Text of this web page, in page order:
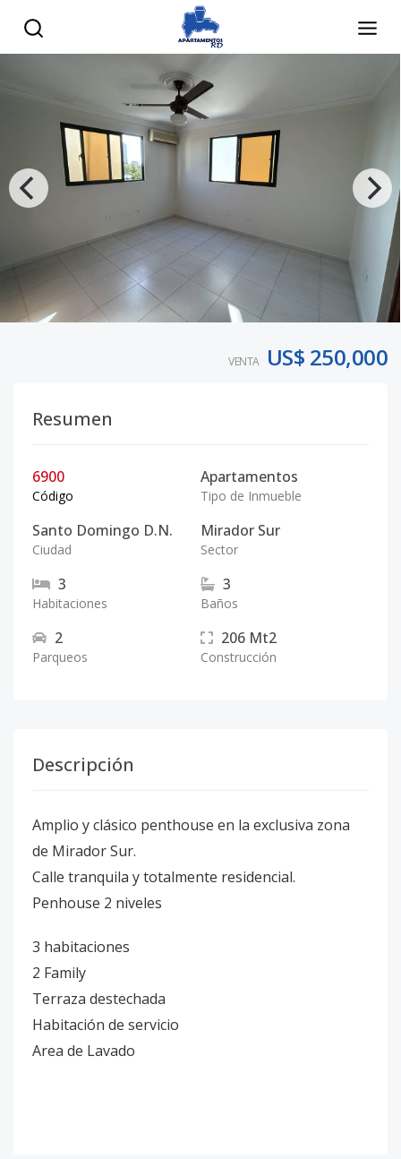
VENTA US$ 250,000
Resumen
6900
Código
Apartamentos
Tipo de Inmueble
Santo Domingo D.N.
Ciudad
Mirador Sur
Sector
3
Habitaciones
3
Baños
2
Parqueos
206 Mt2
Construcción
Descripción
Amplio y clásico penthouse en la exclusiva zona
de Mirador Sur.
Calle tranquila y totalmente residencial.
Penhouse 2 niveles
3 habitaciones
2 Family
Terraza destechada
Habitación de servicio
Area de Lavado